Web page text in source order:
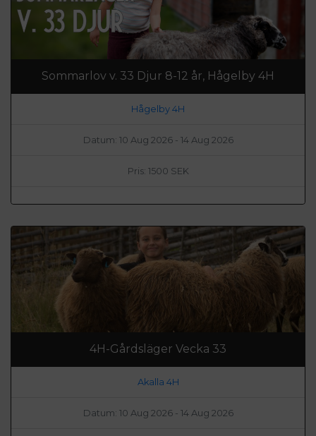
Sommarlov v. 33 Djur 8-12 år, Hågelby 4H
Hågelby 4H
Datum: 10 Aug 2026 - 14 Aug 2026
Pris: 1500 SEK
4H-Gårdsläger Vecka 33
Akalla 4H
Datum: 10 Aug 2026 - 14 Aug 2026